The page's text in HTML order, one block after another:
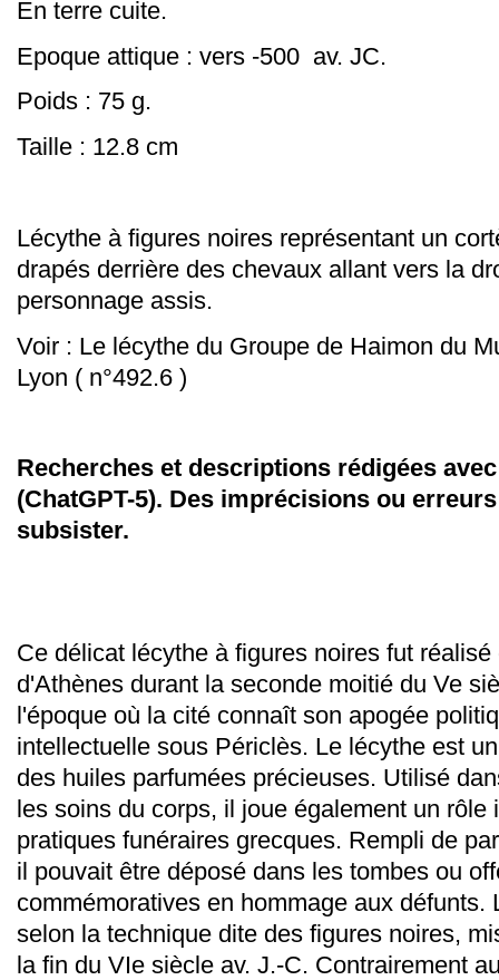
En terre cuite.
Epoque attique : vers -500 av. JC.
Poids : 75 g.
Taille : 12.8 cm
Lécythe à figures noires représentant un
drapés derrière des chevaux allant vers la
personnage assis.
Voir : Le lécythe du Groupe de Haimon du
Lyon ( n°492.6 )
Recherches et descriptions rédigées avec
(ChatGPT-5). Des imprécisions ou
subsister.
Ce délicat lécythe à figures noires fut
d'Athènes durant la seconde moitié du Ve
l'époque où la cité connaît son apogée
intellectuelle sous Périclès. Le lécythe est
des huiles parfumées précieuses. Utilisé
les soins du corps, il joue également un rôle
pratiques funéraires grecques. Rempli de
il pouvait être déposé dans les tombes ou
commémoratives en hommage aux défunts.
selon la technique dite des figures noires,
la fin du VIe siècle av. J.-C. Contrairement